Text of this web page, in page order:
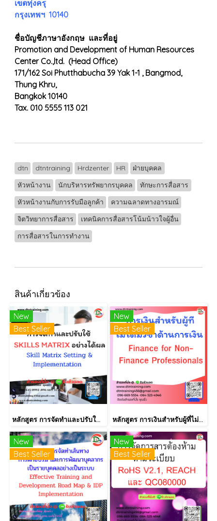
เขตทุ่งครุ
กรุงเทพฯ 10140
ชื่อบัญชีภาษาอังกฤษ และที่อยู่
Promotion and Development of Human Resources
Center Co.,ltd. (Head Office)
171/162 Soi Phutthabucha 39 Yak 1-1 , Bangmod,
Thung Khru,
Bangkok 10140
Tax. 010 5555 113 021
dtn dtntraining Hrdzenter HR
ฝ่ายบุคคล
หัวหน้างาน
นักบริหารทรัพยากรบุคคล
ทักษะการสื่อสาร
หัวหน้างานกับการรับมือลูกค้า
ความฉลาดทางอารมณ์
จิตวิทยาการสื่อสาร
เทคนิคการสื่อสารโน้มน้าวใจผู้อื่น
การสื่อสารในการทำงาน
สินค้าเกี่ยวข้อง
New
Best Seller
หลักสูตร การจัดทำและปรับใช้ SKILLS MATRIX อย่างได้ผล Skill Matrix Setting & Implementation
New
Best Seller
หลักสูตร การเงินสำหรับผู้ที่ไม่ได้มีวิชาชีพด้านการเงิน (Finance for Non-Finance Professionals)
New
Best Seller
New
Best Seller